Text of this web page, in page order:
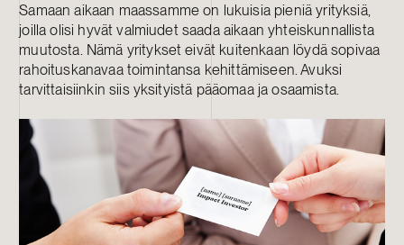
Samaan aikaan maassamme on lukuisia pieniä yrityksiä,
joilla olisi hyvät valmiudet saada aikaan yhteiskunnallista
muutosta. Nämä yritykset eivät kuitenkaan löydä sopivaa
rahoituskanavaa toimintansa kehittämiseen. Avuksi
tarvittaisiinkin siis yksityistä pääomaa ja osaamista.